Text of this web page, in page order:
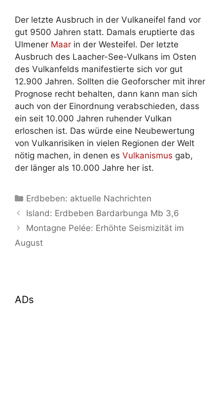
Der letzte Ausbruch in der Vulkaneifel fand vor
gut 9500 Jahren statt. Damals eruptierte das
Ulmener Maar in der Westeifel. Der letzte
Ausbruch des Laacher-See-Vulkans im Osten
des Vulkanfelds manifestierte sich vor gut
12.900 Jahren. Sollten die Geoforscher mit ihrer
Prognose recht behalten, dann kann man sich
auch von der Einordnung verabschieden, dass
ein seit 10.000 Jahren ruhender Vulkan
erloschen ist. Das würde eine Neubewertung
von Vulkanrisiken in vielen Regionen der Welt
nötig machen, in denen es Vulkanismus gab,
der länger als 10.000 Jahre her ist.
Kategorien
Erdbeben: aktuelle Nachrichten
Island: Erdbeben Bardarbunga Mb 3,6
Montagne Pelée: Erhöhte Seismizität im
August
ADs